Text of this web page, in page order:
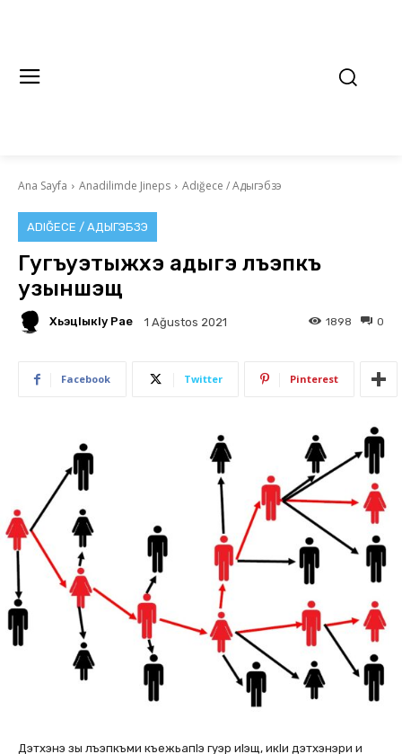
Ana Sayfa Anadilimde Jineps Adığece / Адыгэбзэ
ADIĞECE / АДЫГЭБЗЭ
Гугъуэтыжхэ адыгэ лъэпкъ
узыншэщ
ХьэцIыкIу Рае 1 Ağustos 2021 0
1898
Facebook Twitter Pinterest
Дэтхэнэ зы лъэпкъми къежьапIэ гуэр иIэщ, икIи дэтхэнэри и